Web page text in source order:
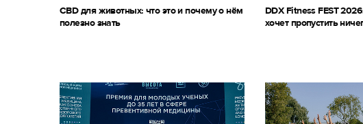
CBD для животных: что это и почему о нём
полезно знать
DDX Fitness FEST
хочет пропустить